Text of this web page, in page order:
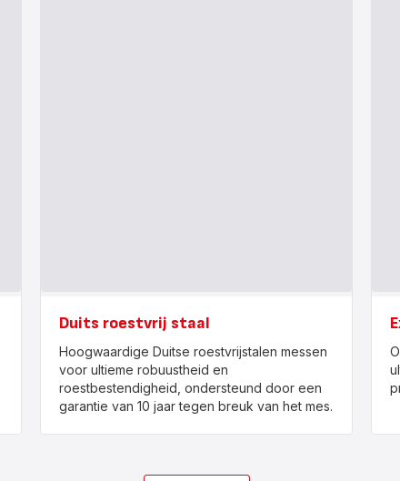
Duits roestvrij staal
Hoogwaardige Duitse roestvrijstalen messen
voor ultieme robuustheid en
roestbestendigheid, ondersteund door een
garantie van 10 jaar tegen breuk van het mes.